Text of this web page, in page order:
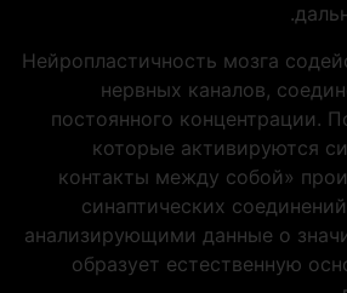
Нейропластичность мозга
нервных каналов,
постоянного концентрации.
которые активируются
контакты между собой»
синаптических
анализирующими данные о
образует естественную